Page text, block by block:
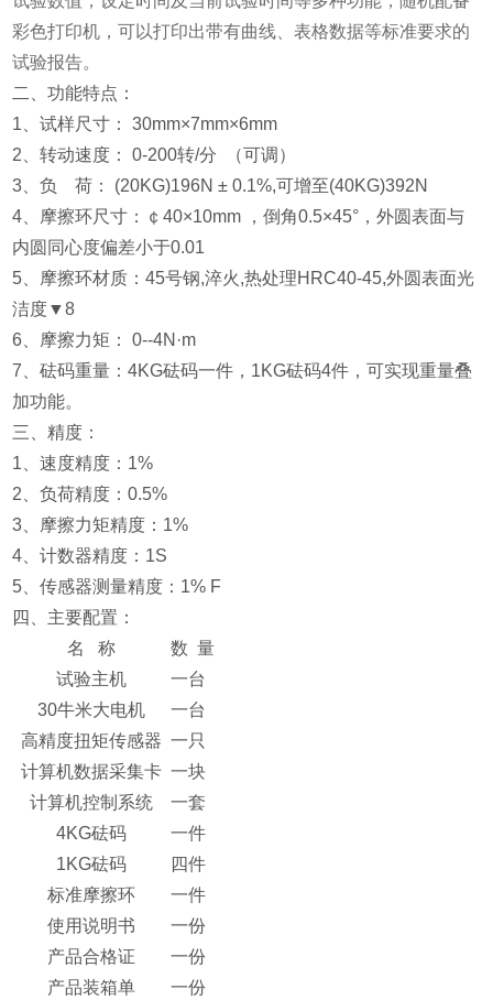
彩色打印机，可以打印出带有曲线、表格数据等标准要求的
试验报告。
二、功能特点：
1、试样尺寸： 30mm×7mm×6mm
2、转动速度： 0-200转/分 （可调）
3、负 荷： (20KG)196N ± 0.1%,可增至(40KG)392N
4、摩擦环尺寸：￠40×10mm ，倒角0.5×45°，外圆表面与
内圆同心度偏差小于0.01
5、摩擦环材质：45号钢,淬火,热处理HRC40-45,外圆表面光
洁度▼8
6、摩擦力矩： 0--4N·m
7、砝码重量：4KG砝码一件，1KG砝码4件，可实现重量叠
加功能。
三、精度：
1、速度精度：1%
2、负荷精度：0.5%
3、摩擦力矩精度：1%
4、计数器精度：1S
5、传感器测量精度：1% F
四、主要配置：
名 称
数 量
试验主机
一台
30牛米大电机
一台
高精度扭矩传感器 一只
计算机数据采集卡 一块
计算机控制系统
一套
4KG砝码
一件
1KG砝码
四件
标准摩擦环
一件
使用说明书
一份
产品合格证
一份
产品装箱单
一份